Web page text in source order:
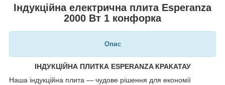
Індукційна електрична плита Esperanza
2000 Вт 1 конфорка
Опис
ІНДУКЦІЙНА ПЛИТКА ESPERANZA КРАКАТАУ
Наша індукційна плита — чудове рішення для економії